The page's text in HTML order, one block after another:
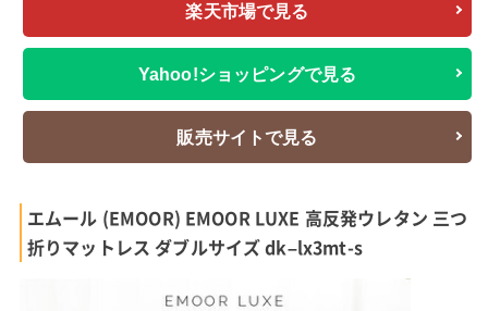
楽天市場で見る
Yahoo!ショッピングで見る
販売サイトで見る
エムール (EMOOR) EMOOR LUXE 高反発ウレタン 三つ
折りマットレス ダブルサイズ dk–lx3mt-s